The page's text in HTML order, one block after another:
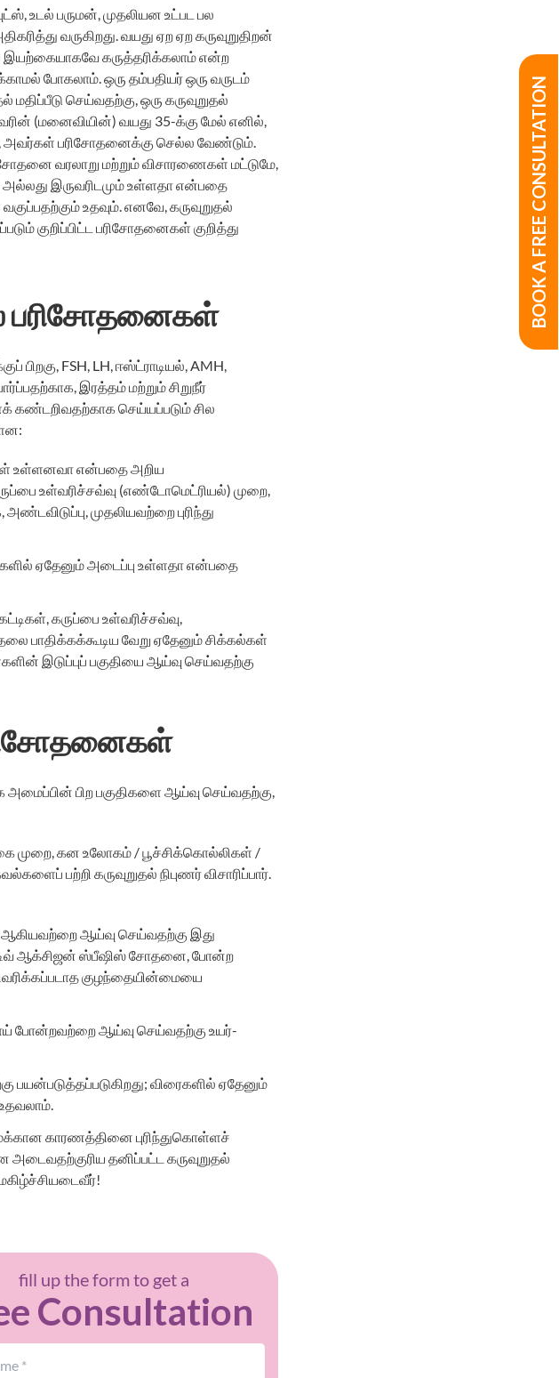
உடல் பருமன், முதலியன உட்பட பல
வருகிறது. வயது ஏற ஏற கருவுறுதிறன்
இயற்கையாகவே கருத்தரிக்கலாம் என்ற
போகலாம். ஒரு தம்பதியர் ஒரு வருடம்
மதிப்பீடு செய்வதற்கு, ஒரு கருவுறுதல்
(மனைவியின்) வயது 35-க்கு மேல் எனில்,
அவர்கள் பரிசோதனைக்கு செல்ல வேண்டும்.
வரலாறு மற்றும் விசாரணைகள் மட்டுமே,
இருவரிடமும் உள்ளதா என்பதை
உதவும். எனவே, கருவுறுதல்
குறிப்பிட்ட பரிசோதனைகள் குறித்து
பரிசோதனைகள்
பிறகு, FSH, LH, ஈஸ்ட்ராடியல், AMH,
இரத்தம் மற்றும் சிறுநீர்
கண்டறிவதற்காக செய்யப்படும் சில
உள்ளனவா என்பதை அறிய
உள்வரிச்சவ்வு (எண்டோமெட்ரியல்) முறை,
முதலியவற்றை புரிந்து
ஏதேனும் அடைப்பு உள்ளதா என்பதை
கருப்பை உள்வரிச்சவ்வு,
பாதிக்கக்கூடிய வேறு ஏதேனும் சிக்கல்கள்
இடுப்புப் பகுதியை ஆய்வு செய்வதற்கு
பிற பகுதிகளை ஆய்வு செய்வதற்கு,
முறை, கன உலோகம் / பூச்சிக்கொல்லிகள் /
பற்றி கருவுறுதல் நிபுணர் விசாரிப்பார்.
ஆய்வு செய்வதற்கு இது
ஆக்சிஜன் ஸ்பீஷிஸ் சோதனை, போன்ற
குழந்தையின்மையை
போன்றவற்றை ஆய்வு செய்வதற்கு உயர்-
பயன்படுத்தப்படுகிறது; விரைகளில் ஏதேனும்
காரணத்தினை புரிந்துகொள்ளச்
தனிப்பட்ட கருவுறுதல்
fill up the form to get a
Consultation
BOOK A FREE CONSULTATION